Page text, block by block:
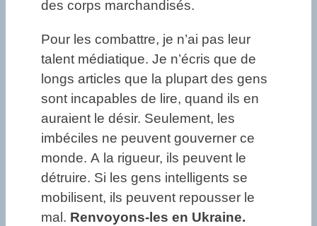
des corps marchandisés.
Pour les combattre, je n’ai pas leur
talent médiatique. Je n’écris que de
longs articles que la plupart des gens
sont incapables de lire, quand ils en
auraient le désir. Seulement, les
imbéciles ne peuvent gouverner ce
monde. A la rigueur, ils peuvent le
détruire. Si les gens intelligents se
mobilisent, ils peuvent repousser le
mal. Renvoyons-les en Ukraine.